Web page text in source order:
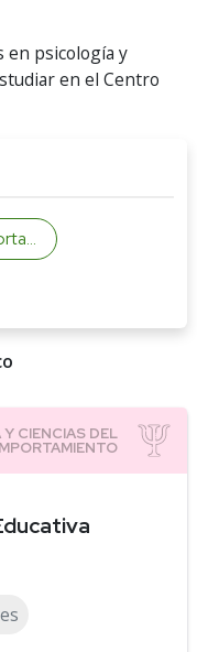
en psicología y
en el Centro